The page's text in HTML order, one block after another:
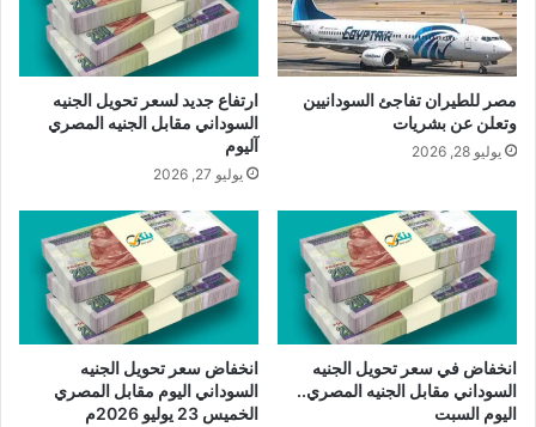
مصر للطيران تفاجئ السودانيين
وتعلن عن بشريات
يوليو 28, 2026
ارتفاع جديد لسعر تحويل الجنيه
السوداني مقابل الجنيه المصري
آليوم
يوليو 27, 2026
انخفاض في سعر تحويل الجنيه
السوداني مقابل الجنيه المصري..
اليوم السبت
انخفاض سعر تحويل الجنيه
السوداني اليوم مقابل المصري
الخميس 23 يوليو 2026م